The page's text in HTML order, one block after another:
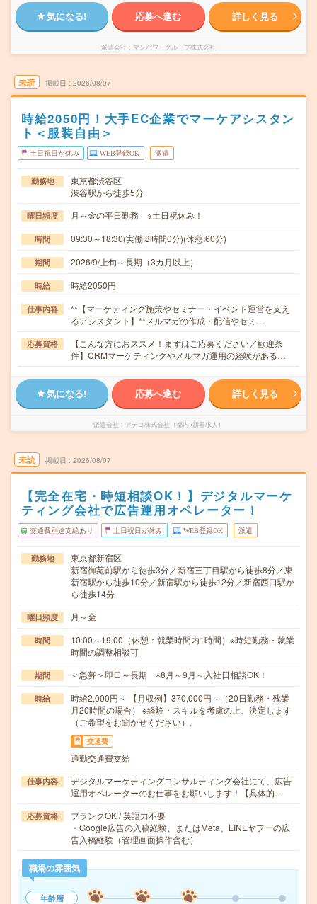
気になる! 応募へ進む 詳しく見る
派遣会社 マンパワーグループ株式会社
未読 掲載日 2026/08/07
時給2050円！大手EC企業でマーケアシスタン
ト＜服装自由＞
土日祝日が休み WEB登録OK 派遣
勤務地
東京都渋谷区
渋谷駅から徒歩5分
曜日頻度 月～金の平日勤務 ※土日祝休み！
時間 09:30～18:30(実働:8時間0分)(休憩:60分)
期間 2026/9/上旬～長期（3カ月以上）
時給 時給2050円
仕事内容
**【マーケティング施策やセミナー・イベント運営を支え
るアシスタント】**メルマガの作成・配信やセミ…
応募資格
【こんな方におススメ！まずはご応募ください／歓迎条
件】CRMマーケティングやメルマガ運用の経験がある…
気になる! 応募へ進む 詳しく見る
派遣会社 アデコ株式会社（都内×新着求人）
未読 掲載日 2026/08/07
【完全在宅・時短相談OK！】デジタルマーケ
ティング会社で広告運用オペレーター！
交通費別途支給あり 土日祝日が休み WEB登録OK 派遣
勤務地
東京都新宿区
新宿御苑前駅から徒歩3分／新宿三丁目駅から徒歩8分／東
新宿駅から徒歩10分／新宿駅から徒歩12分／新宿西口駅か
ら徒歩14分
曜日頻度 月～金
時間
10:00～19:00（休憩：就業時間内1時間）※時短勤務・就業
時間の調整相談可
期間 ＜急募＞即日～長期 ※8月～9月～入社日相談OK！
時給
時給2,000円～ 【月収例】370,000円～（20日勤務・残業
月20時間の場合） ※経験・スキルを考慮の上、決定します
（ご希望をお聞かせください）。
交通費
通勤交通費支給
仕事内容
デジタルマーケティングコンサルティング会社にて、広告
運用オペレーターのお仕事をお願いします！【具体的…
応募資格
ブランクOK / 英語力不要
・Google広告の入稿経験、またはMeta、LINEヤフーの広
告入稿経験（管理画面操作含む）
職場の雰囲気
年齢層